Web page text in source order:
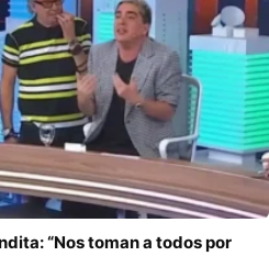
“Nos toman a todos por